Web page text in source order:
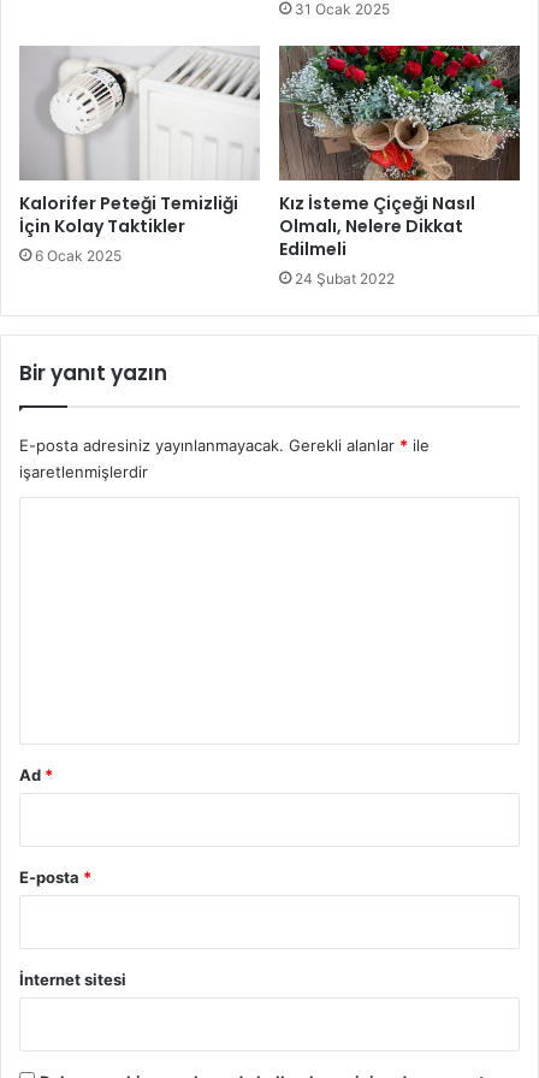
Rus Mutfağından Enfes Lezzet: Pelmeni
yemek tarifi
31 Ocak 2025
Kalorifer Peteği Temizliği
İçin Kolay Taktikler
6 Ocak 2025
Kız İsteme Çiçeği Nasıl
Olmalı, Nelere Dikkat
Edilmeli
24 Şubat 2022
Bir yanıt yazın
E-posta adresiniz yayınlanmayacak. Gerekli alanlar * ile
işaretlenmişlerdir
Ad *
E-posta *
İnternet sitesi